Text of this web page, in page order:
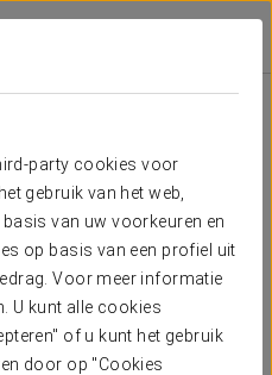
party cookies voor
gebruik van het web,
van uw voorkeuren en
op basis van een profiel uit
Voor meer informatie
U kunt alle cookies
of u kunt het gebruik
door op "Cookies